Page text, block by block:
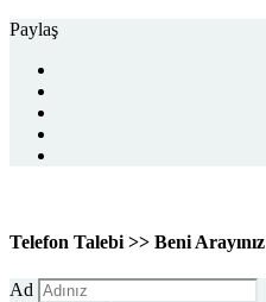
Paylaş
Telefon Talebi >> Beni Arayınız
Ad